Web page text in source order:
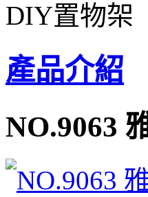
DIY置物架
產品介紹
NO.9063